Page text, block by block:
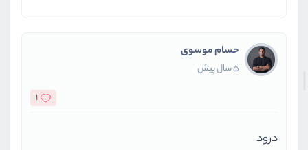
حسام موسوی
5 سال پیش
1
درود